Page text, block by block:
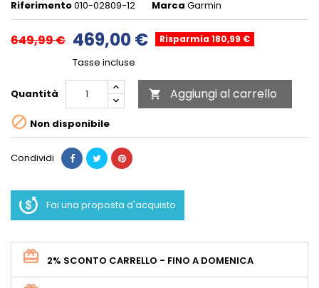
Riferimento010-02809-12 Marca Garmin
649,99 € 469,00 € Risparmia 180,99 €
Tasse incluse
Quantità  Aggiungi al carrello
 Non disponibile
Condividi
Fai una proposta d'acquisto
2% SCONTO CARRELLO - FINO A DOMENICA